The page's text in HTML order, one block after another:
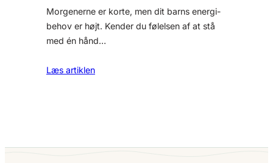
Morgenerne er korte, men dit barns energi-
behov er højt. Kender du følelsen af at stå
med én hånd…
Læs artiklen